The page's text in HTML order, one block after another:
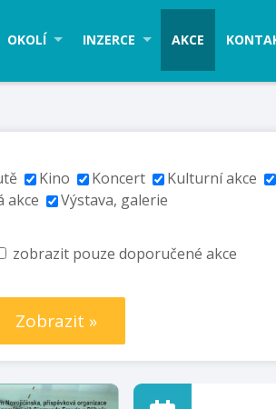
OKOLÍ INZERCE AKCE
Kino Koncert Kulturní akce
akce
Výstava, galerie
zobrazit pouze doporučené akce
Zobrazit »